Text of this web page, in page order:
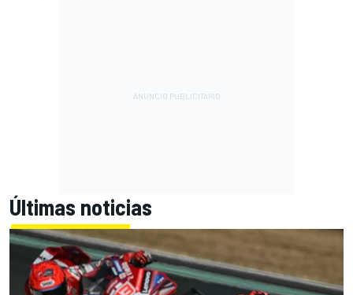
Últimas noticias